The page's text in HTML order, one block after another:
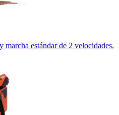
estándar de 2 velocidades.